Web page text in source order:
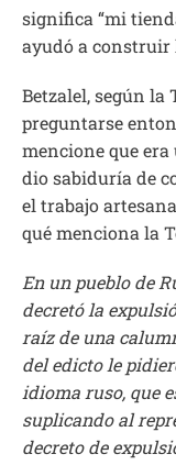
significa “mi
ayudó a construir
Betzalel, según la
preguntarse
mencione que
dio sabiduría de
el trabajo
qué menciona la
En un pueblo de
decretó la
raíz de una
del edicto le
idioma ruso, que
suplicando al
decreto de